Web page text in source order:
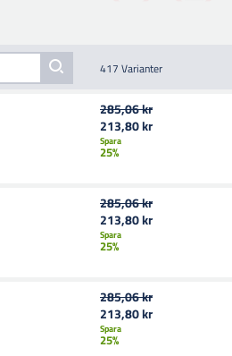
417 Varianter
285,06 kr
213,80 kr
Spara
25%
285,06 kr
213,80 kr
Spara
25%
285,06 kr
213,80 kr
Spara
25%